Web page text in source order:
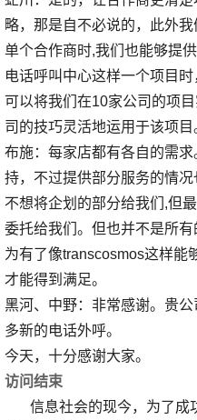
略，那是自不必说的，此外
单个合作商时,我们也能够提
电话呼叫中心这样一个项目
可以将我们在10家公司的项
司的技巧灵活地运用于该项目
布施：每家店都有各自的需
持，不过提供部分服务的情
不想将企划的部分给我们,但
委托给我们。但也并不是所
为有了像transcosmos这样能
才能得到满足。
黑河、中野：非常感谢。贵
多新的电话外呼。
今天，十分感谢大家。
访问结束
信息社会的现今，为了成